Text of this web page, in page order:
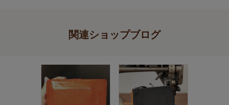
関連ショップブログ